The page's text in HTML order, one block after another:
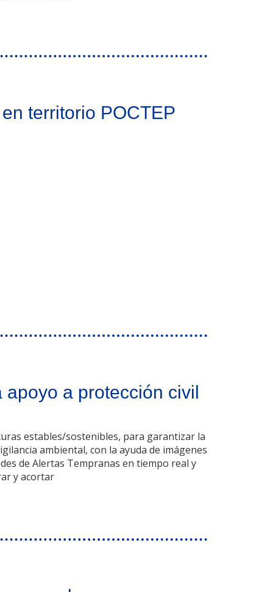
territorio POCTEP
a protección civil
estables/sostenibles, para garantizar la
ambiental, con la ayuda de imágenes
de Alertas Tempranas en tiempo real y
y acortar